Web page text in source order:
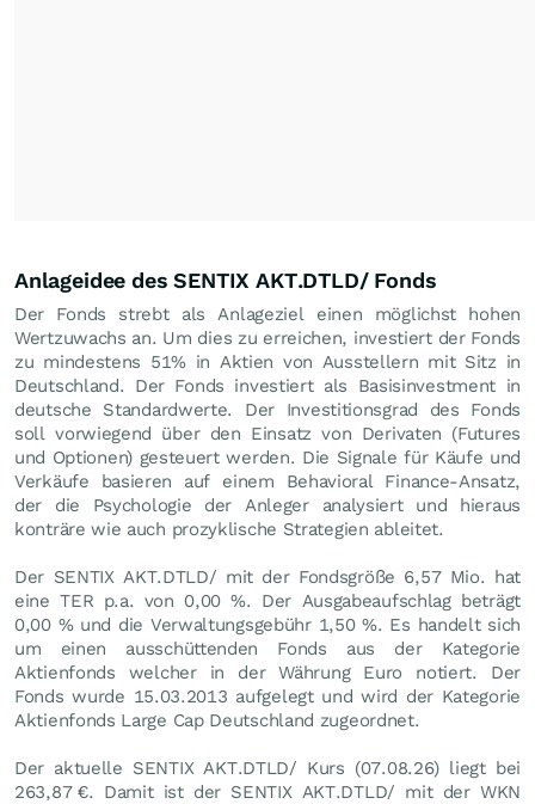
Anlageidee des SENTIX AKT.DTLD/ Fonds
Der Fonds strebt als Anlageziel einen möglichst hohen
Wertzuwachs an. Um dies zu erreichen, investiert der Fonds
zu mindestens 51% in Aktien von Ausstellern mit Sitz in
Deutschland. Der Fonds investiert als Basisinvestment in
deutsche Standardwerte. Der Investitionsgrad des Fonds
soll vorwiegend über den Einsatz von Derivaten (Futures
und Optionen) gesteuert werden. Die Signale für Käufe und
Verkäufe basieren auf einem Behavioral Finance-Ansatz,
der die Psychologie der Anleger analysiert und hieraus
konträre wie auch prozyklische Strategien ableitet.
Der SENTIX AKT.DTLD/ mit der Fondsgröße 6,57 Mio. hat
eine TER p.a. von 0,00 %. Der Ausgabeaufschlag beträgt
0,00 % und die Verwaltungsgebühr 1,50 %. Es handelt sich
um einen ausschüttenden Fonds aus der Kategorie
Aktienfonds welcher in der Währung Euro notiert. Der
Fonds wurde 15.03.2013 aufgelegt und wird der Kategorie
Aktienfonds Large Cap Deutschland zugeordnet.
Der aktuelle SENTIX AKT.DTLD/ Kurs (07.08.26) liegt bei
263,87 €. Damit ist der SENTIX AKT.DTLD/ mit der WKN